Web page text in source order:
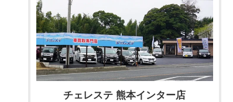
チェレステ 熊本インター店